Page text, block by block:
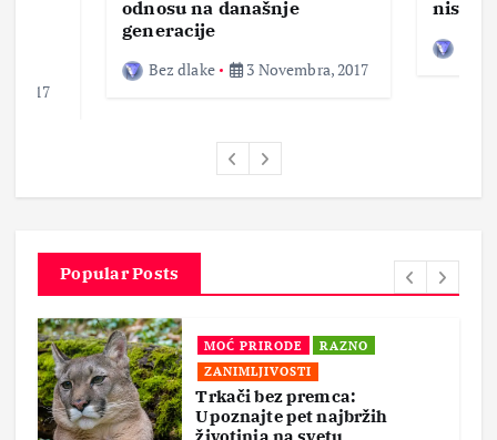
2017
odnosu na današnje
generacije
Bez dlake 3 Novembra, 2017
nisam
Popular Posts
MOĆ PRIRODE
RAZNO
ZANIMLJIVOSTI
Trkači bez premca:
Upoznajte pet najbržih